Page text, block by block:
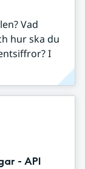
Vad
hur ska du
I
- API